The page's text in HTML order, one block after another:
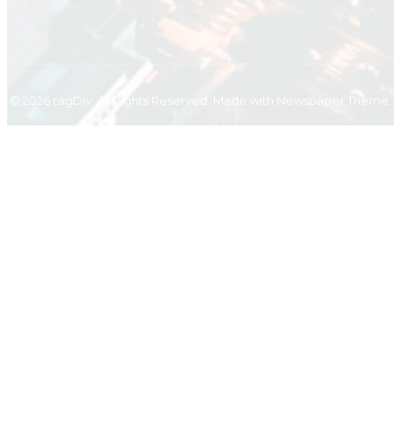
© 2026 tagDiv. All Rights Reserved. Made with Newspaper Theme.